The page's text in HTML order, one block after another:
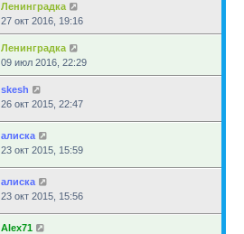
Ленинградка
27 окт 2016, 19:16
Ленинградка
09 июл 2016, 22:29
skesh
26 окт 2015, 22:47
алиска
23 окт 2015, 15:59
алиска
23 окт 2015, 15:56
Alex71